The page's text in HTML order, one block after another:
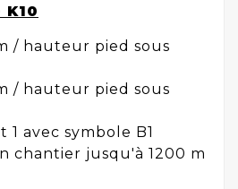
/ hauteur pied sous
/ hauteur pied sous
1 avec symbole B1
chantier jusqu'à 1200 m